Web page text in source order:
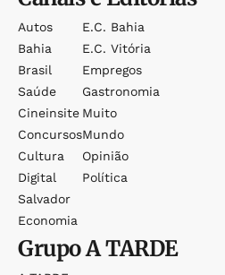
Autos
Bahia
Brasil
Saúde
Cineinsite
Concursos
Cultura
Digital
Salvador
Economia
E.c. Bahia
E.c. Vitória
Empregos
Gastronomia
Muito
Mundo
Opinião
Política
GrupoA TARDE